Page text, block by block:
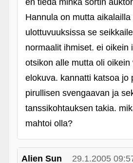
en tiedä minkä sortin
Hannula on mutta aikalailla
ulottuvuuksissa se
normaalit ihmiset. ei oikein
otsikon alle mutta oli oikein
elokuva. kannatti katsoa jo
pirullisen svengaavan ja
tanssikohtauksen takia.
mahtoi olla?
Alien Sun 29.1.2005